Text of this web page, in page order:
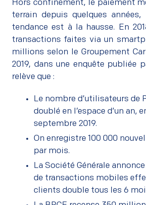
Hors confinement, le paiement
terrain depuis quelques
tendance est à la hausse. En
transactions faites via un
millions selon le Groupement
2019, dans une enquête publiée
relève que :
Le nombre d’utilisateurs de
doublé en l’espace d’un an,
septembre 2019.
On enregistre 100 000
par mois.
La Société Générale
de transactions mobiles
clients double tous les 6